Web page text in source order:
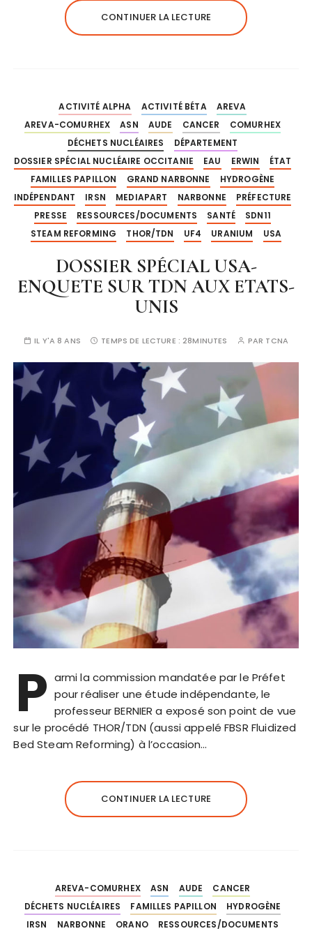
CONTINUER LA LECTURE
ACTIVITÉ ALPHA ACTIVITÉ BÉTA
AREVA
AREVA-COMURHEX
ASN AUDE CANCER
COMURHEX
DÉCHETS NUCLÉAIRES
DÉPARTEMENT
DOSSIER SPÉCIAL NUCLÉAIRE OCCITANIE
EAU ERWIN
ÉTAT
FAMILLES PAPILLON
GRAND NARBONNE
HYDROGÈNE
INDÉPENDANT
IRSN MEDIAPART NARBONNE
PRÉFECTURE
PRESSE
RESSOURCES/DOCUMENTS SANTÉ
SDN11
STEAM REFORMING
THOR/TDN UF4 URANIUM USA
DOSSIER SPÉCIAL USA-
ENQUETE SUR TDN AUX ETATS-
UNIS
IL Y'A 8 ANS TEMPS DE LECTURE :28MINUTES PAR TCNA
P armi la commission mandatée par le Préfet
pour réaliser une étude indépendante, le
professeur BERNIER a exposé son point de vue
sur le procédé THOR/TDN (aussi appelé FBSR Fluidized
Bed Steam Reforming) à l’occasion…
CONTINUER LA LECTURE
AREVA-COMURHEX ASN AUDE
CANCER
DÉCHETS NUCLÉAIRES
FAMILLES PAPILLON
HYDROGÈNE
IRSN
NARBONNE ORANO
RESSOURCES/DOCUMENTS